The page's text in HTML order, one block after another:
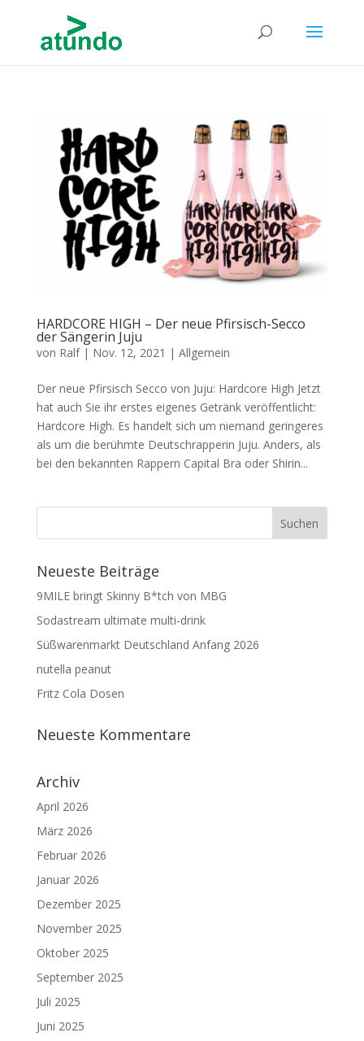
HARDCORE HIGH – Der neue Pfirsisch-Secco
der Sängerin Juju
von Ralf| Nov. 12, 2021 | Allgemein
Der neue Pfirsisch Secco von Juju: Hardcore High Jetzt
hat auch Sie ihr erstes eigenes Getränk veröffentlicht:
Hardcore High. Es handelt sich um niemand geringeres
als um die berühmte Deutschrapperin Juju. Anders, als
bei den bekannten Rappern Capital Bra oder Shirin...
Neueste Beiträge
9MILE bringt Skinny B*tch von MBG
Sodastream ultimate multi-drink
Süßwarenmarkt Deutschland Anfang 2026
nutella peanut
Fritz Cola Dosen
Neueste Kommentare
Archiv
April 2026
März 2026
Februar 2026
Januar 2026
Dezember 2025
November 2025
Oktober 2025
September 2025
Juli 2025
Juni 2025